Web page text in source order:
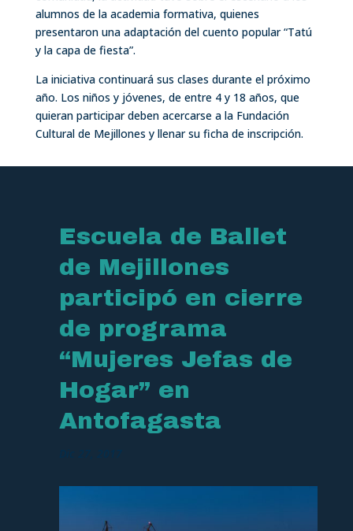
alumnos de la academia formativa, quienes
presentaron una adaptación del cuento popular “Tatú
y la capa de fiesta”.
La iniciativa continuará sus clases durante el próximo
año. Los niños y jóvenes, de entre 4 y 18 años, que
quieran participar deben acercarse a la Fundación
Cultural de Mejillones y llenar su ficha de inscripción.
Escuela de Ballet
de Mejillones
participó en cierre
de programa
“Mujeres Jefas de
Hogar” en
Antofagasta